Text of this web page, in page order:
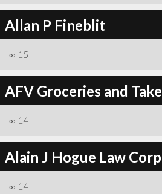
Allan P Fineblit
∞ 15
AFV Groceries and
∞ 14
Alain J Hogue Law
∞ 14